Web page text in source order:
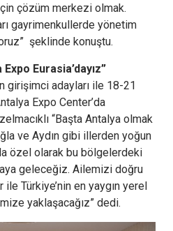
çözüm merkezi olmak.
gayrimenkullerde yönetim
şeklinde konuştu.
Eurasia’dayız”
girişimci adayları ile 18-21
Expo Center’da
“Başta Antalya olmak
ve Aydın gibi illerden yoğun
özel olarak bu bölgelerdeki
geleceğiz. Ailemizi doğru
Türkiye’nin en yaygın yerel
yaklaşacağız” dedi.